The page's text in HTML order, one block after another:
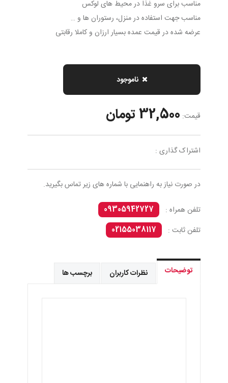
مناسب برای سرو غذا در محیط های لوکس
مناسب جهت استفاده در منزل، رستوران ها و …
عرضه شده در قیمت عمده بسیار ارزان و کاملا رقابتی
ناموجود
قیمت: 32,500 تومان
اشتراک گذاری :
در صورت نیاز به راهنمایی با شماره های زیر تماس بگیرید.
تلفن همراه :
09305942727
تلفن ثابت :
02155038117
توضیحات نظرات کاربران برچسب ها